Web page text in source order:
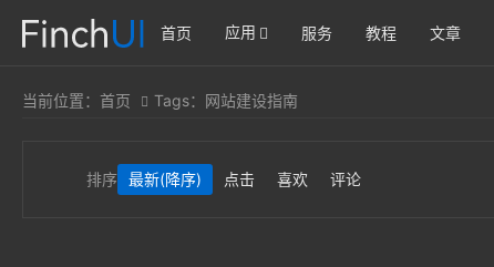
首页 应用 服务 教程 文章
当前位置： 首页 Tags：网站建设指南
排序 最新(降序) 点击 喜欢 评论